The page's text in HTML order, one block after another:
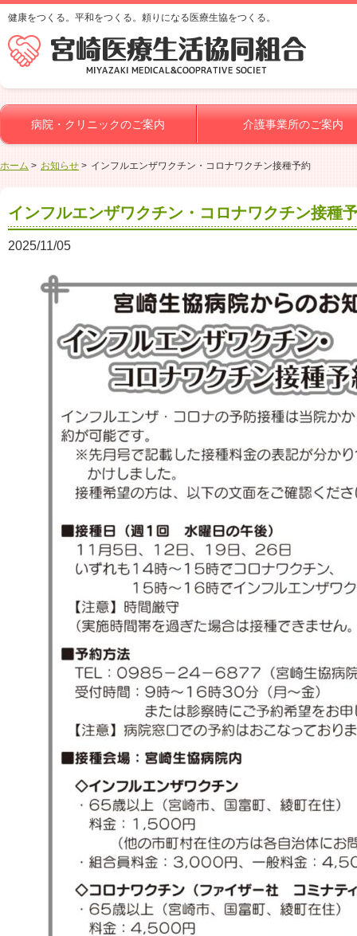
健康をつくる。平和をつくる。頼りになる医療生協をつくる。
病院・クリニックのご案内 介護事業所のご案内
ホーム お知らせ インフルエンザワクチン・コロナワクチン接種予約
インフルエンザワクチン・コロナワクチン接種
2025/11/05